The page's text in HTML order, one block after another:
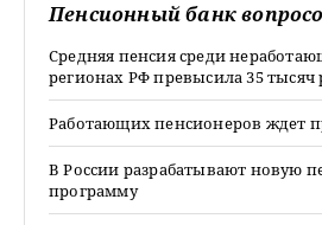
Пенсионный банк
Средняя пенсия среди
регионах РФ превысила 35 тысяч
Работающих пенсионеров ждет
В России разрабатывают новую
программу